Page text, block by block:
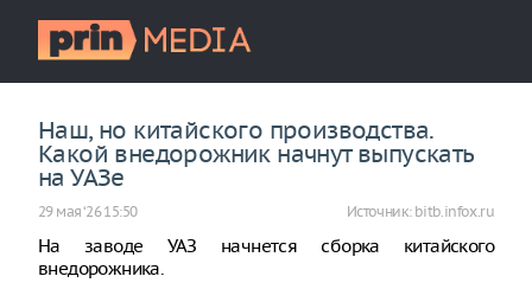
Наш, но китайского производства.
Какой внедорожник начнут выпускать
на УАЗе
29 мая ‘26 15:50 Источник: bitb.infox.ru
На заводе УАЗ начнется сборка китайского
внедорожника.